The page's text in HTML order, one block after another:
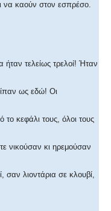
να καούν στον εσπρέσο.
ήταν τελείως τρελοί! Ήταν
ως εδώ! Οι
κεφάλι τους, όλοι τους
νικούσαν κι ηρεμούσαν
σαν λιοντάρια σε κλουβί,